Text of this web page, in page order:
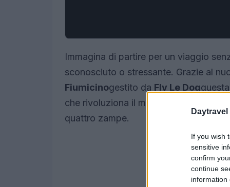
Daytravel
If you wish
sensitive
confirm
continue
information
Immagina di partire per un viaggio
sconosciuto o stressante. Grazie al
Fiumicinogestito da Fly Le Dog
che rivoluziona il modo di viaggiare
quattro zampe.